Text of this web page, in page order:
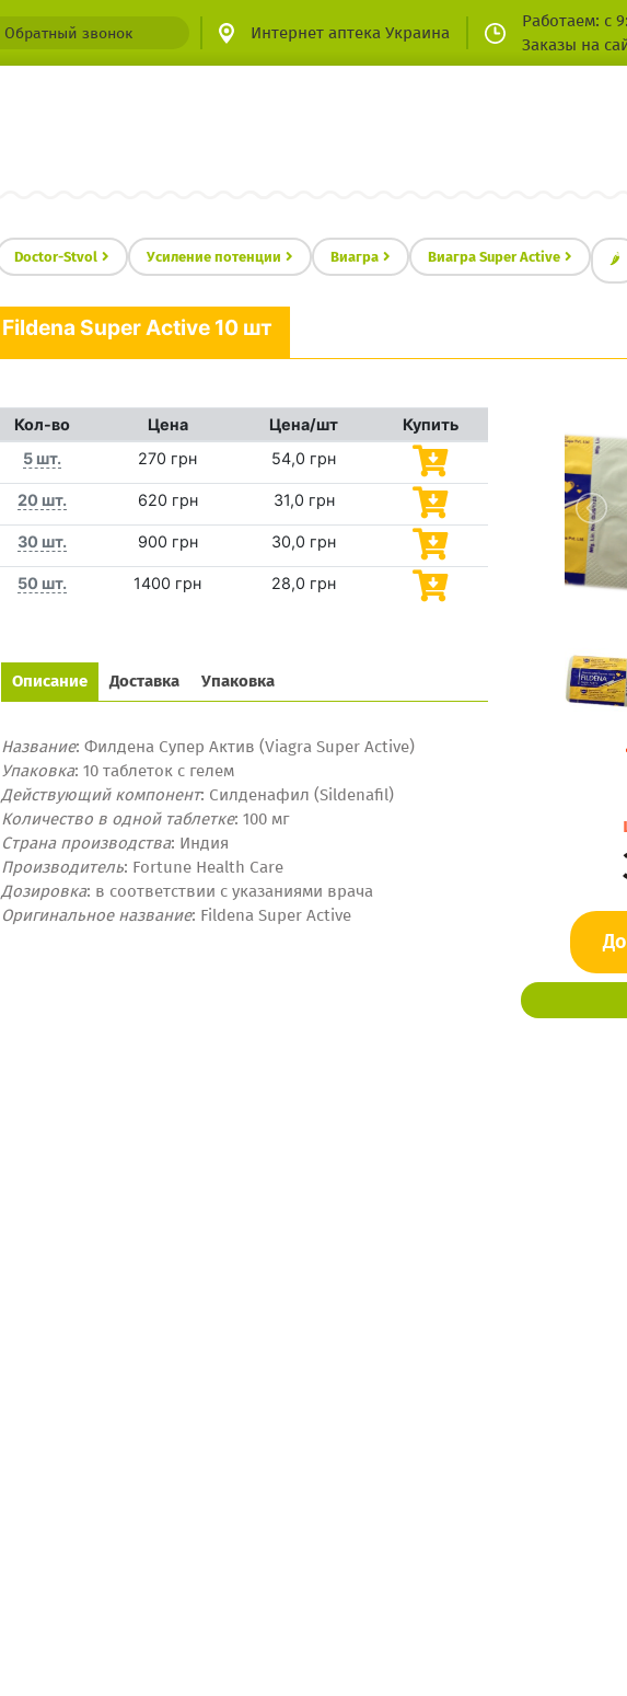
Обратный звонок Интернет аптека Украина
Работаем: с
Заказы на
Doctor-Stvol Усиление потенции Виагра Виагра Super Active 🌶
Fildena Super Active 10 шт
Кол-во Цена Цена/шт
Купить
5 шт.
270 грн 54,0 грн
20 шт. 620 грн 31,0 грн
30 шт. 900 грн 30,0 грн
50 шт. 1400 грн 28,0 грн
Описание Доставка Упаковка
Название: Филдена Супер Актив (Viagra Super Active)
Упаковка: 10 таблеток с гелем
Действующий компонент: Силденафил (Sildenafil)
Количество в одной таблетке: 100 мг
Страна производства: Индия
Производитель: Fortune Health Care
Дозировка: в соответствии с указаниями врача
Оригинальное название: Fildena Super Active